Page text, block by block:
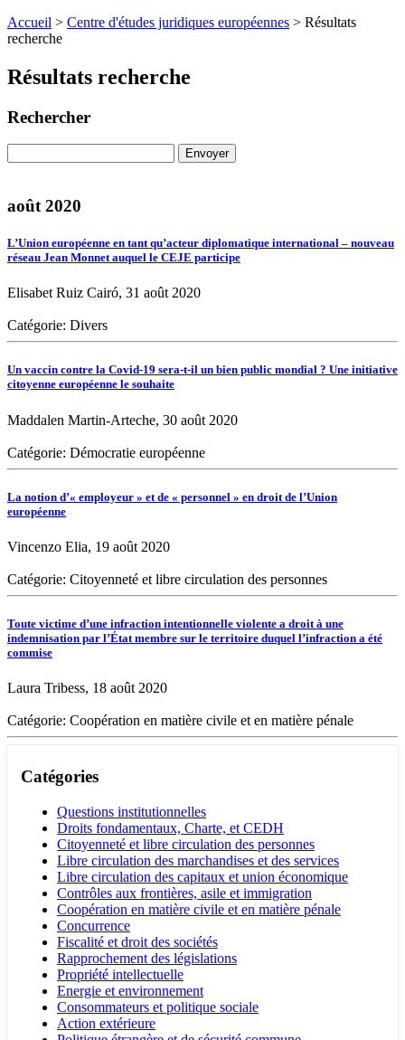
Accueil > Centre d'études juridiques européennes > Résultats
recherche
Résultats recherche
Rechercher
août 2020
L’Union européenne en tant qu’acteur diplomatique international – nouveau
réseau Jean Monnet auquel le CEJE participe
Elisabet Ruiz Cairó, 31 août 2020
Catégorie: Divers
Un vaccin contre la Covid-19 sera-t-il un bien public mondial ? Une initiative
citoyenne européenne le souhaite
Maddalen Martin-Arteche, 30 août 2020
Catégorie: Démocratie européenne
La notion d’« employeur » et de « personnel » en droit de l’Union
européenne
Vincenzo Elia, 19 août 2020
Catégorie: Citoyenneté et libre circulation des personnes
Toute victime d’une infraction intentionnelle violente a droit à une
indemnisation par l’État membre sur le territoire duquel l’infraction a été
commise
Laura Tribess, 18 août 2020
Catégorie: Coopération en matière civile et en matière pénale
Catégories
Questions institutionnelles
Droits fondamentaux, Charte, et CEDH
Citoyenneté et libre circulation des personnes
Libre circulation des marchandises et des services
Libre circulation des capitaux et union économique
Contrôles aux frontières, asile et immigration
Coopération en matière civile et en matière pénale
Concurrence
Fiscalité et droit des sociétés
Rapprochement des législations
Propriété intellectuelle
Energie et environnement
Consommateurs et politique sociale
Action extérieure